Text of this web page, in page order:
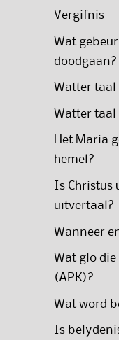
Vergifnis
Wat
doodgaan?
Watter taal
Watter taal
Het Maria
hemel?
Is
uitvertaal?
Wanneer
Wat glo
(APK)?
Wat word
Is